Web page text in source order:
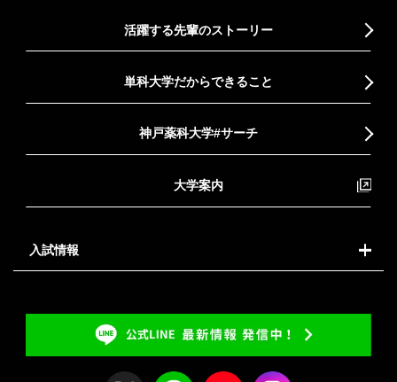
活躍する先輩のストーリー
単科大学だからできること
神戸薬科大学#サーチ
大学案内
入試情報